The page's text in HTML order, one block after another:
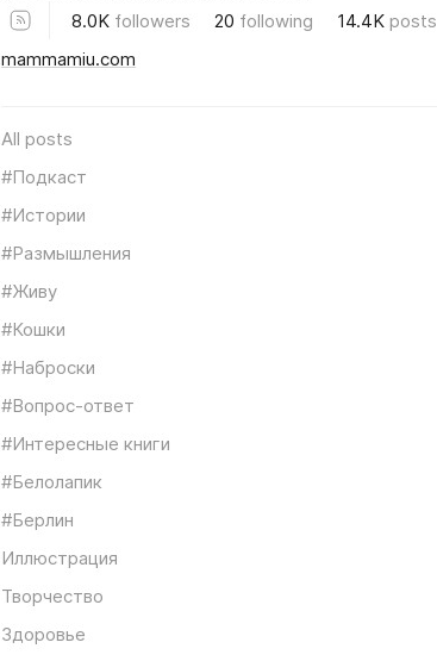
8.0K followers 20 following 14.4K posts
mammamiu.com
All posts
#Подкаст
#Истории
#Размышления
#Живу
#Кошки
#Наброски
#Вопрос-ответ
#Интересные книги
#Белолапик
#Берлин
Иллюстрация
Творчество
Здоровье